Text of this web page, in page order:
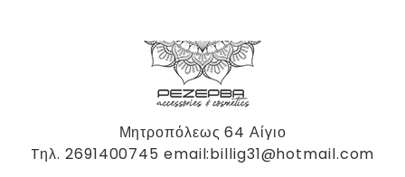
Μητροπόλεως 64 Αίγιο
Tηλ. 2691400745 email:billig31@hotmail.com